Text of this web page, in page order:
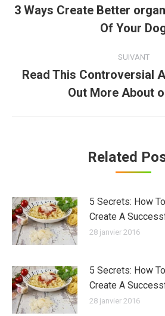
article
Article
3 Ways Create Better
Of Your
SUIVANT
suivant
Read This Controversial
Out More About
Related
5 Secrets: How
Create A
28 janvier 2016
5 Secrets: How
Create A
28 janvier 2016